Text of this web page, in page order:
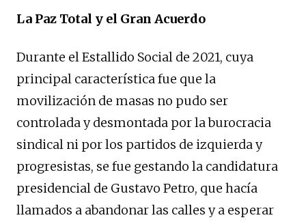
La Paz Total y el Gran Acuerdo
Durante el Estallido Social de 2021, cuya
principal característica fue que la
movilización de masas no pudo ser
controlada y desmontada por la burocracia
sindical ni por los partidos de izquierda y
progresistas, se fue gestando la candidatura
presidencial de Gustavo Petro, que hacía
llamados a abandonar las calles y a esperar